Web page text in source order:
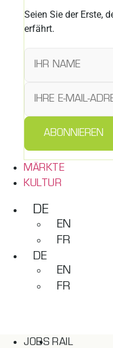
Seien Sie der Erste,
erfährt.
ABONNIEREN
MÄRKTE
KULTUR
DE
EN
FR
DE
EN
FR
JOBS RAIL